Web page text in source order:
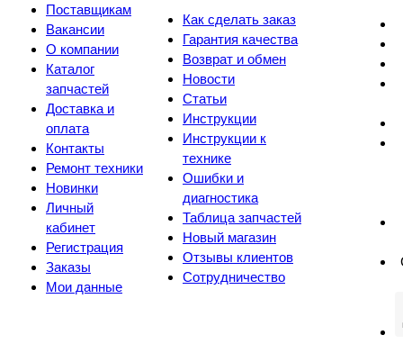
Поставщикам
Вакансии
О компании
Каталог
запчастей
Доставка и
оплата
Контакты
Ремонт техники
Новинки
Личный
кабинет
Регистрация
Заказы
Мои данные
Как сделать заказ
Гарантия качества
Возврат и обмен
Новости
Статьи
Инструкции
Инструкции к
технике
Ошибки и
диагностика
Таблица запчастей
Новый магазин
Отзывы клиентов
Сотрудничество